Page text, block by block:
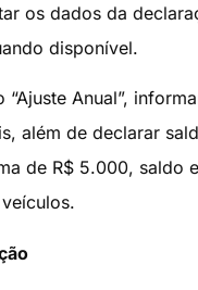
os dados da
disponível.
Anual”,
além de declarar
de R$ 5.000, saldo